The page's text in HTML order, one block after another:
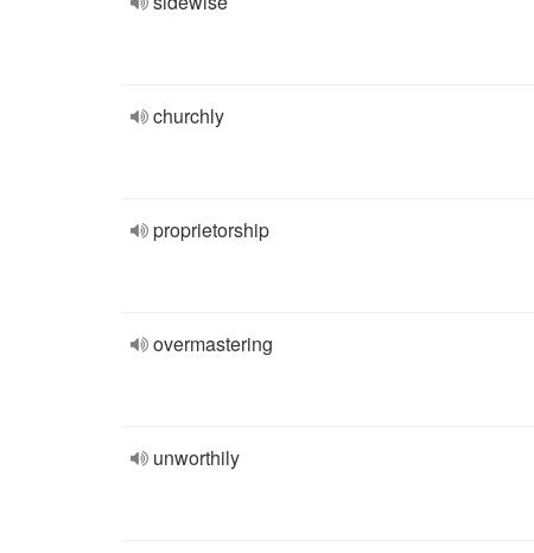
churchly
proprietorship
overmastering
unworthily